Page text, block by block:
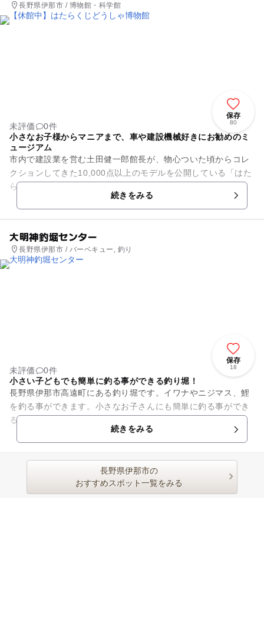
長野県伊那市 / 博物館・科学館
保存
80
未評価
0件
小さなお子様からマニアまで、車や建設機械好きにお勧めのミ
ュージアム
市内で建設業を営む土田健一郎館長が、物心ついた頃からコレ
クションしてきた10,000点以上のモデルを公開している「はた
らくじどうしゃ博物館」。ショベルカーやブルドーザーなど建
続きをみる
大明神釣堀センター
長野県伊那市 / バーベキュー, 釣り
保存
18
未評価
0件
小さい子どもでも簡単に釣る事ができる釣り堀！
長野県伊那市高遠町にある釣り堀です。イワナやニジマス、鯉
を釣る事ができます。小さなお子さんにも簡単に釣る事ができ
るので、子どもも十分楽しめます。川にニジマス・イワナを放
流して釣る渓流釣り場も予約...続きをみる
長野県伊那市の
おすすめスポット一覧をみる